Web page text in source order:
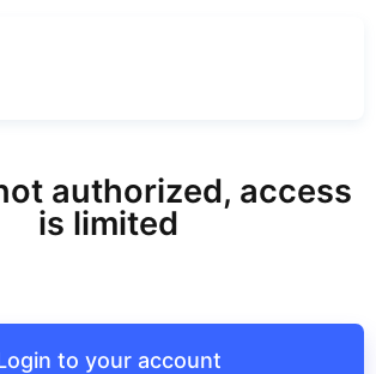
authorized, access
is limited
to your account